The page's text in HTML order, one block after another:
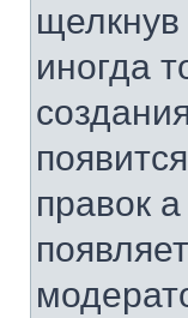
щелкнув
иногда
правок